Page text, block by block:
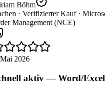
Böhm
· Verifizierter Kauf ·
Management (NCE)
2026
aktiv — Word/Excel